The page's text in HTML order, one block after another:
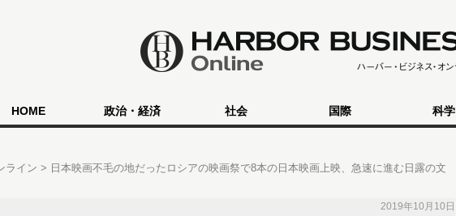
HOME 政治・経済 社会 国際 科学
ライン
日本映画不毛の地だったロシアの映画祭で8本の日本映画上映、急速に進む日露の文
2019年10月10日